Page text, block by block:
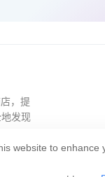
website to enhance
，提
发现